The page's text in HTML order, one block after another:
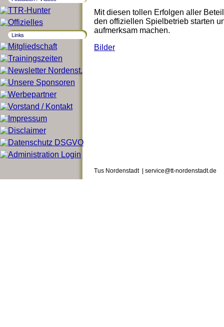
Mit diesen tollen Erfolgen aller
den offiziellen Spielbetrieb starten
aufmerksam machen.
Bilder
Tus Nordenstadt | service@tt-nordenstadt.de